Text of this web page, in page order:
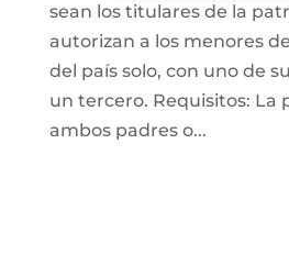
sean los titulares de la
autorizan a los menores
del país solo, con uno de
un tercero. Requisitos: La
ambos padres o...